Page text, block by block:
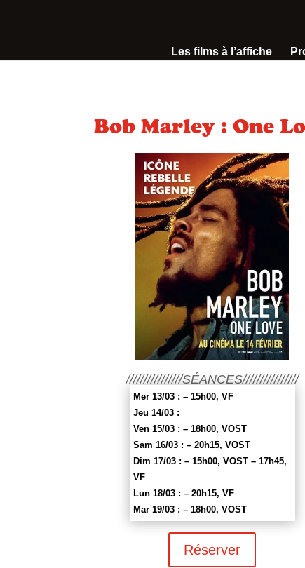
Les films à l’affiche
Bob Marley : One
////////////////SÉANCES////////////////
Mer 13/03 : – 15h00, VF
Jeu 14/03 :
Ven 15/03 : – 18h00, VOST
Sam 16/03 : – 20h15, VOST
Dim 17/03 : – 15h00, VOST – 17h45,
VF
Lun 18/03 : – 20h15, VF
Mar 19/03 : – 18h00, VOST
Réserver